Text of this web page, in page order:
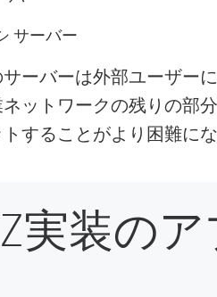
サーバー
ーバーは外部ユーザー
ットワークの残りの部
することがより困難にな
実装の